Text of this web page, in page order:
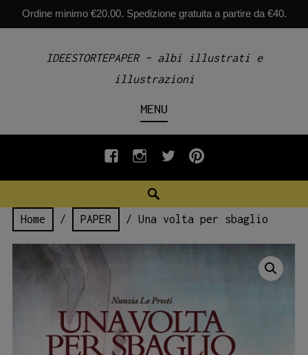
Ordine minimo €20.00. Spedizione gratuita a partire da €40.
IDEESTORTEPAPER – albi illustrati e
illustrazioni
MENU
fb INSTAGRAM
twiterpinterest
Home / PAPER / Una volta per sbaglio